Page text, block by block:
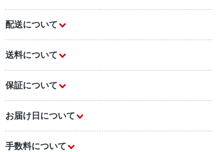
配送について
送料について
保証について
お届け日について
手数料について